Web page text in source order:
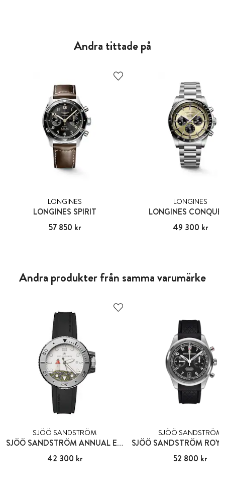
Andra tittade på
LONGINES
LONGINES SPIRIT
Pris: 57 850 kr
57 850 kr
LONGINES
LONGINES
Pris:49 300 kr
49 300 kr
Andra produkter från samma varumärke
SJÖÖ SANDSTRÖM
SJÖÖ SANDSTRÖM ANNUAL EDITION 2024
Pris:42 300 kr
42 300 kr
SJÖÖ SANDSTRÖM
Pris: 52 800 kr
52 800 kr